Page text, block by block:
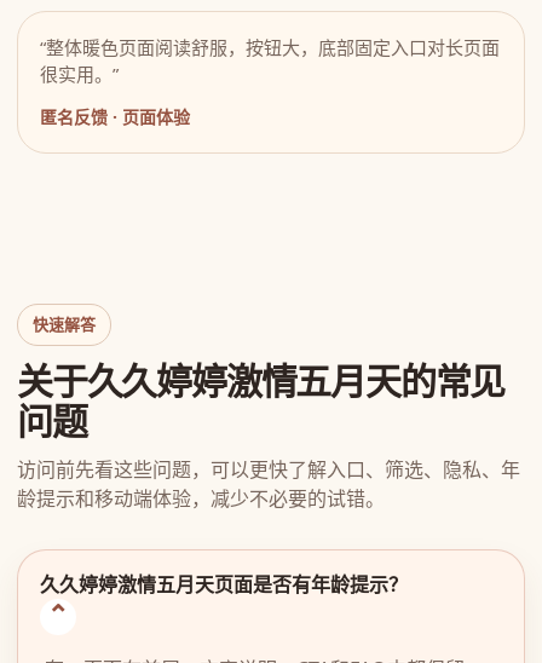
“整体暖色页面阅读舒服，按钮大，底部固定入口对长页面
很实用。”
匿名反馈 · 页面体验
快速解答
关于久久婷婷激情五月天的常见
问题
访问前先看这些问题，可以更快了解入口、筛选、隐私、年
龄提示和移动端体验，减少不必要的试错。
久久婷婷激情五月天页面是否有年龄提示？